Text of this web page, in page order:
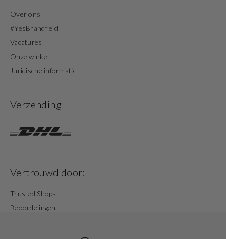
Over ons
#YesBrandfield
Vacatures
Onze winkel
Juridische informatie
Verzending
Vertrouwd door:
Trusted Shops
Beoordelingen